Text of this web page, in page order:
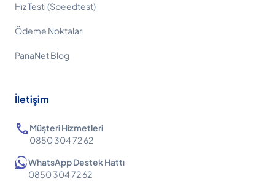
Hız Testi (Speedtest)
Ödeme Noktaları
PanaNet Blog
İletişim
call Müşteri Hizmetleri
0850 304 72 62
WhatsApp Destek Hattı
0850 304 72 62